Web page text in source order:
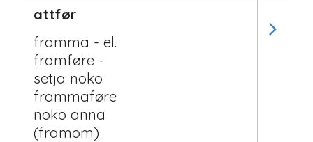
attfør
framma - el.
framføre -
setja noko
frammaføre
noko anna
(framom)